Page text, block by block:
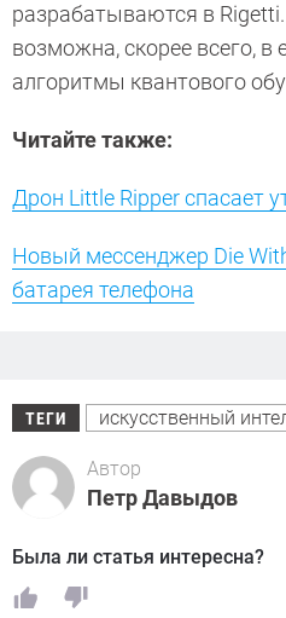
разрабатываются в
возможна, скорее всего, в
алгоритмы квантового
Читайте также:
Дрон Little Ripper спасает
Новый мессенджер Die
батарея телефона
ТЕГИ искусственный
Автор
Петр Давыдов
Была ли статья интересна?